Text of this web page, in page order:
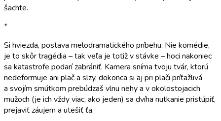
šachte.
*
Si hviezda, postava melodramatického príbehu. Nie komédie,
je to skôr tragédia – tak veľa je totiž v stávke – hoci nakoniec
sa katastrofe podarí zabrániť. Kamera sníma tvoju tvár, ktorú
nedeformuje ani plač a slzy, dokonca si aj pri plači príťažlivá
a svojím smútkom prebúdzaš vlnu nehy a v okolostojacich
mužoch (je ich vždy viac, ako jeden) sa dvíha nutkanie pristúpiť,
prejaviť záujem a utešiť ťa.